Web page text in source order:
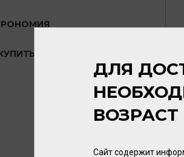
ДЛЯ
ВОЗРАСТ
Сайт содержит